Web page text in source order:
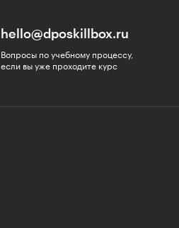
hello@dposkillbox.ru
Вопросы по учебному процессу,
если вы уже проходите курс